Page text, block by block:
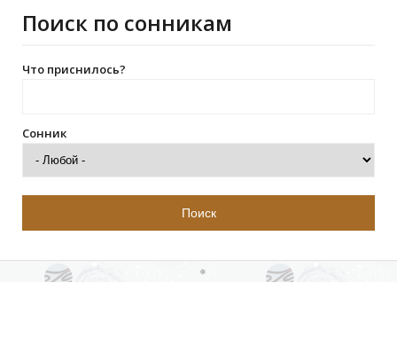
Поиск по сонникам
Что приснилось?
Сонник